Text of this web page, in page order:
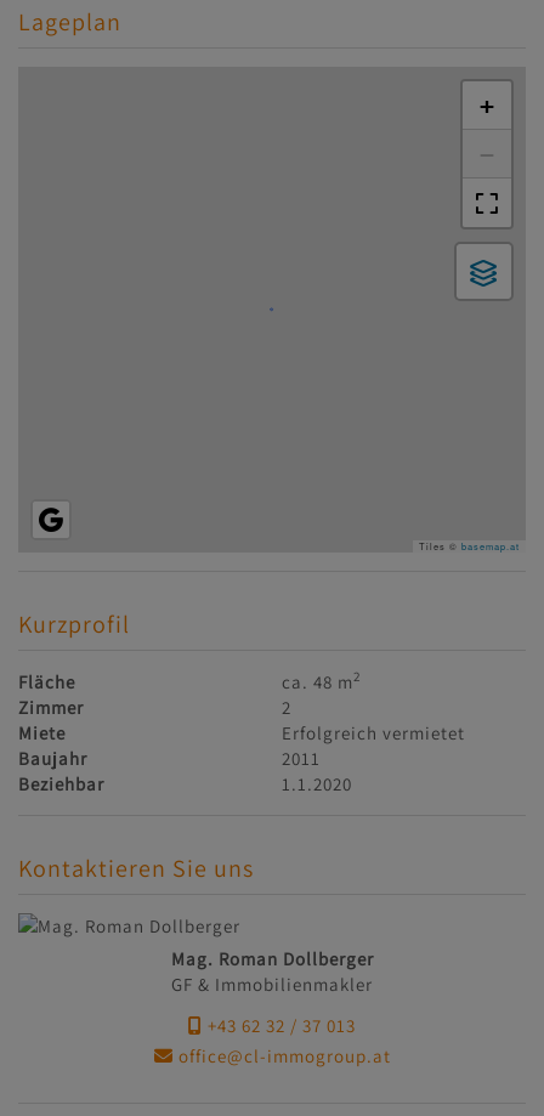
Lageplan
+
−
Tiles © basemap.at
Kurzprofil
Fläche ca. 48 m2
Zimmer
2
Miete
Erfolgreich vermietet
Baujahr
2011
Beziehbar
1.1.2020
Kontaktieren Sie uns
Mag. Roman Dollberger
GF & Immobilienmakler
+43 62 32 / 37 013
office@cl-immogroup.at